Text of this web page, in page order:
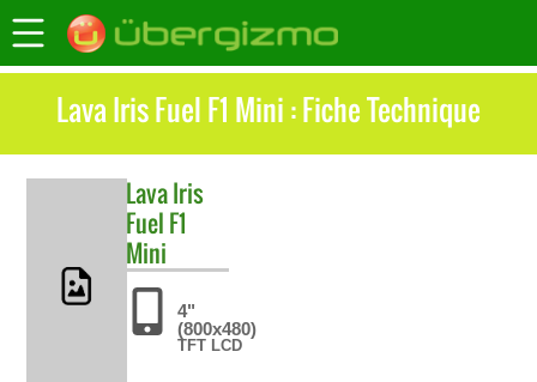
Lava Iris Fuel F1 Mini : Fiche Technique
LavaIris
Fuel F1
Mini
4"
(800x480)
TFT LCD